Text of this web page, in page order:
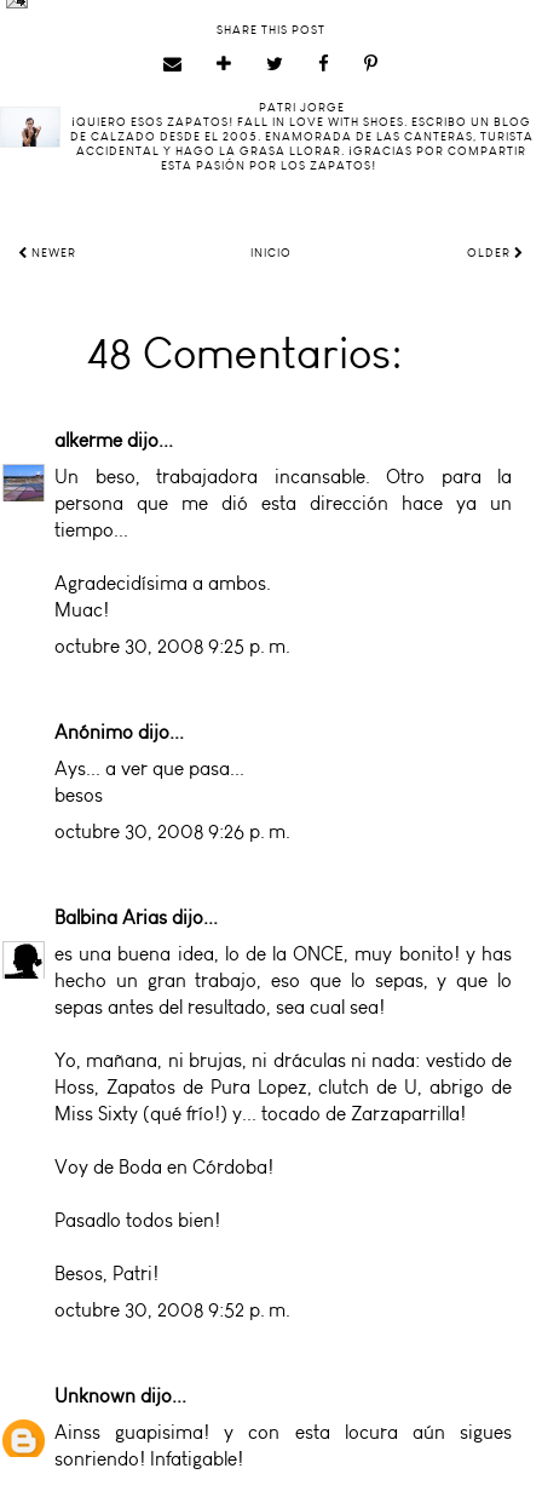
SHARE THIS POST
PATRI JORGE
¡QUIERO ESOS ZAPATOS! FALL IN LOVE WITH SHOES. ESCRIBO UN BLOG
DE CALZADO DESDE EL 2005. ENAMORADA DE LAS CANTERAS, TURISTA
ACCIDENTAL Y HAGO LA GRASA LLORAR. ¡GRACIAS POR COMPARTIR
ESTA PASIÓN POR LOS ZAPATOS!
NEWER INICIO OLDER
48 Comentarios:
alkermedijo...
Un beso, trabajadora incansable. Otro para la
persona que me dió esta dirección hace ya un
tiempo...
Agradecidísima a ambos.
Muac!
octubre 30, 2008 9:25 p. m.
Anónimo dijo...
Ays... a ver que pasa...
besos
octubre 30, 2008 9:26 p. m.
Balbina Arias dijo...
es una buena idea, lo de la ONCE, muy bonito! y has
hecho un gran trabajo, eso que lo sepas, y que lo
sepas antes del resultado, sea cual sea!
Yo, mañana, ni brujas, ni dráculas ni nada: vestido de
Hoss, Zapatos de Pura Lopez, clutch de U, abrigo de
Miss Sixty (qué frío!) y... tocado de Zarzaparrilla!
Voy de Boda en Córdoba!
Pasadlo todos bien!
Besos, Patri!
octubre 30, 2008 9:52 p. m.
Unknown dijo...
Ainss guapisima! y con esta locura aún sigues
sonriendo! Infatigable!